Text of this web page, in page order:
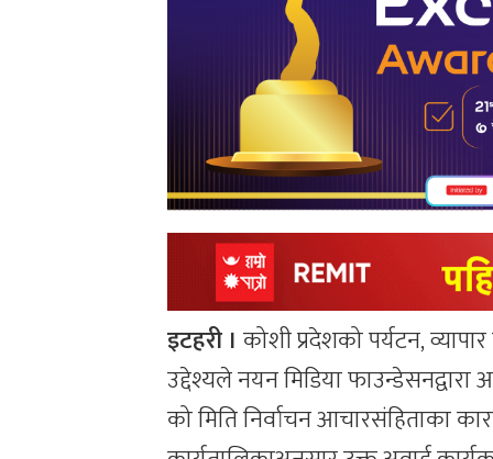
इटहरी । कोशी प्रदेशको पर्यटन,
उद्देश्यले नयन मिडिया
को मिति निर्वाचन आचारसंहिताका